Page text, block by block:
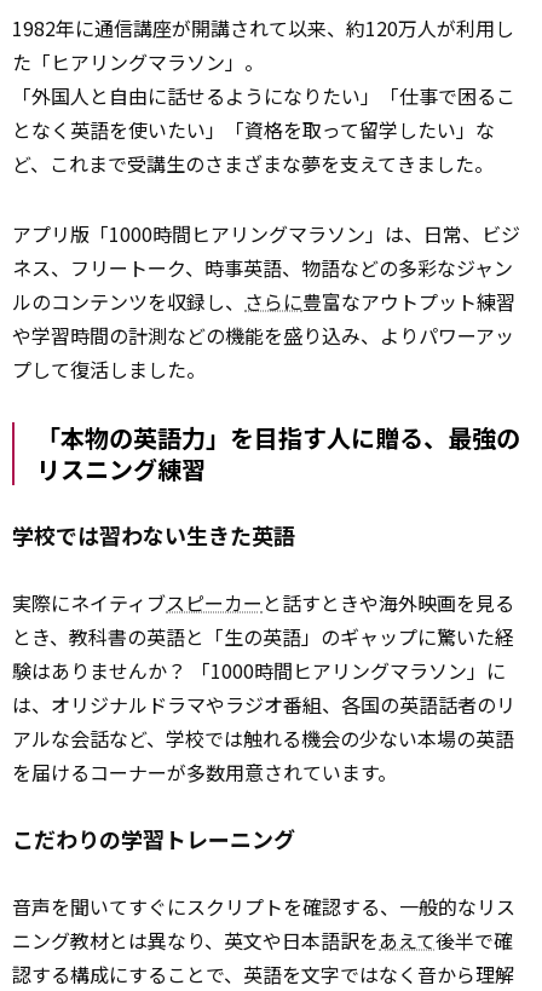
1982年に通信講座が開講されて以来、約120万人が利用し
た「ヒアリングマラソン」。
「外国人と自由に話せるようになりたい」「仕事で困るこ
となく英語を使いたい」「資格を取って留学したい」な
ど、これまで受講生のさまざまな夢を支えてきました。
アプリ版「1000時間ヒアリングマラソン」は、日常、ビジ
ネス、フリートーク、時事英語、物語などの多彩なジャン
ルのコンテンツを収録し、 さらに豊富なアウトプット練習
や学習時間の計測などの機能を盛り込み、よりパワーアッ
プして復活しました。
「本物の英語力」を目指す人に贈る、最強の
リスニング練習
学校では習わない生きた英語
実際にネイティブスピーカー と話すときや海外映画を見る
とき、教科書の英語と「生の英語」のギャップに驚いた経
験はありませんか？ 「1000時間ヒアリングマラソン」に
は、オリジナルドラマやラジオ番組、各国の英語話者のリ
アルな会話など、学校では触れる機会の少ない本場の英語
を届けるコーナーが多数用意されています。
こだわりの学習トレーニング
音声を聞いてすぐにスクリプトを確認する、一般的なリス
ニング教材とは異なり、英文や日本語訳をあえて後半で確
認する構成にすることで、英語を文字ではなく音から理解